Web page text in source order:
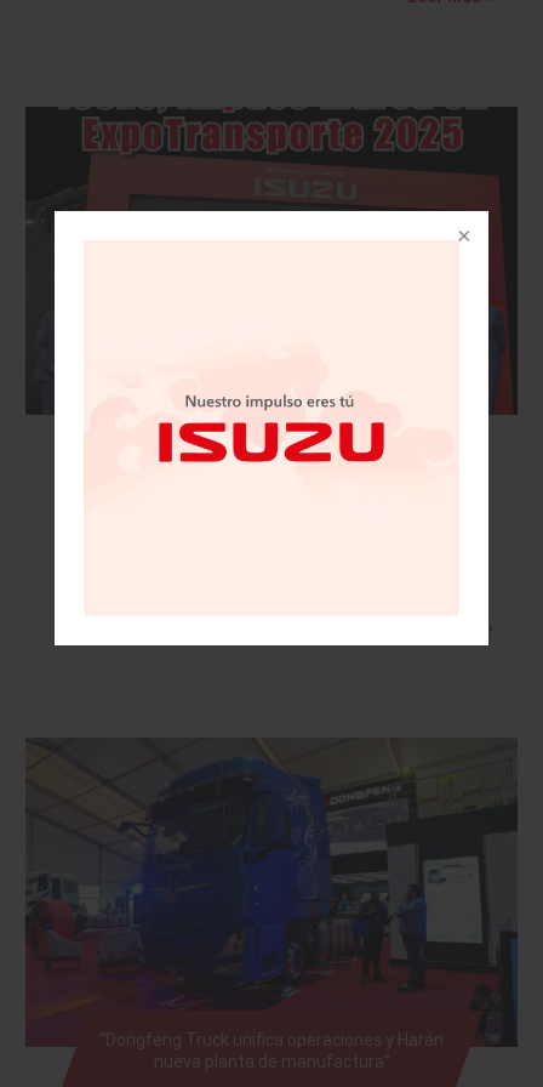
VISIÓN AUTOMOTRIZ REVISTA DIGITAL / 15
DE NOVIEMBRE 2025/IZUSU, IMPUSO MARCA
EN EXPOTRANSPORTE 2025
Leer más »
“Dongfeng Truck unifica operaciones y Harán
nueva planta de manufactura”